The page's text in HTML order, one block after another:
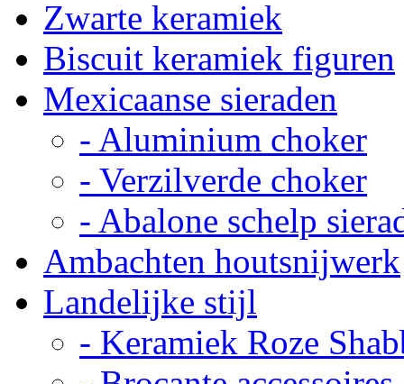
Zwarte keramiek
Biscuit keramiek figuren
Mexicaanse sieraden
- Aluminium choker
- Verzilverde choker
- Abalone schelp
Ambachten houtsnijwerk
Landelijke stijl
- Keramiek Roze